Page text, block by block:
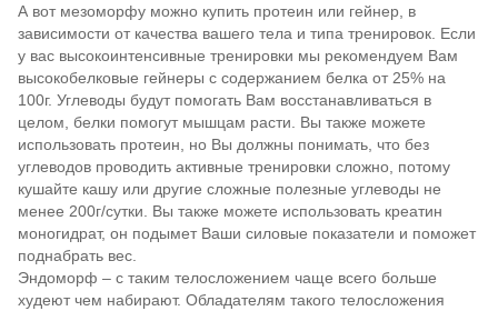
А вот мезоморфу можно купить протеин или гейнер, в
зависимости от качества вашего тела и типа тренировок. Если
у вас высокоинтенсивные тренировки мы рекомендуем Вам
высокобелковые гейнеры с содержанием белка от 25% на
100г. Углеводы будут помогать Вам восстанавливаться в
целом, белки помогут мышцам расти. Вы также можете
использовать протеин, но Вы должны понимать, что без
углеводов проводить активные тренировки сложно, потому
кушайте кашу или другие сложные полезные углеводы не
менее 200г/сутки. Вы также можете использовать креатин
моногидрат, он подымет Ваши силовые показатели и поможет
поднабрать вес.
Эндоморф – с таким телосложением чаще всего больше
худеют чем набирают. Обладателям такого телосложения